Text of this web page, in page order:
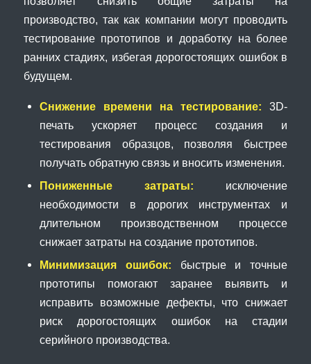
производство, так как компании могут проводить
тестирование прототипов и доработку на более
ранних стадиях, избегая дорогостоящих ошибок в
будущем.
Снижение времени на тестирование: 3D-
печать ускоряет процесс создания и
тестирования образцов, позволяя быстрее
получать обратную связь и вносить изменения.
Пониженные затраты: исключение
необходимости в дорогих инструментах и
длительном производственном процессе
снижает затраты на создание прототипов.
Минимизация ошибок: быстрые и точные
прототипы помогают заранее выявить и
исправить возможные дефекты, что снижает
риск дорогостоящих ошибок на стадии
серийного производства.